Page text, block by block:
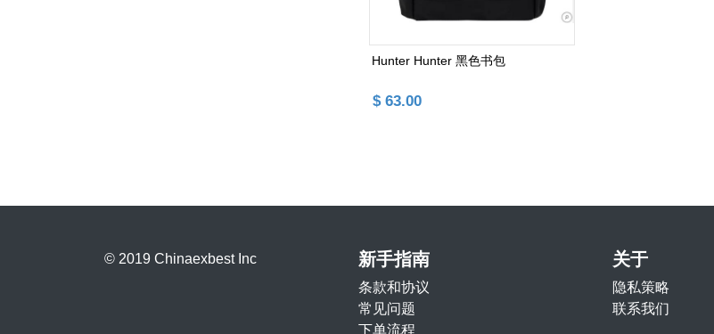
Hunter Hunter 黑色书包
$ 63.00
© 2019 Chinaexbest Inc 新手指南
条款和协议
常见问题
下单流程
关于
隐私策略
联系我们